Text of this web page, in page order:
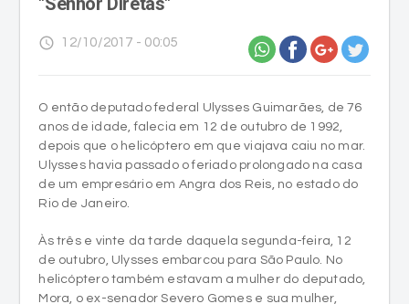
O então deputado federal Ulysses Guimarães, de 76
Ulysses havia passado o feriado prolongado na casa
de um empresário em Angra dos Reis, no estado do
Rio de Janeiro.
Às três e vinte da tarde daquela segunda-feira, 12
de outubro, Ulysses embarcou para São Paulo. No
Mora, o ex-senador Severo Gomes e sua mulher,
Henriqueta.
Avisada sobre chuvas em São Paulo, Mora tentou